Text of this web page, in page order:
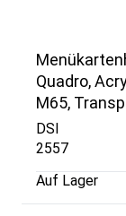
Quadro,
M65,
DSI
2557
Auf Lager